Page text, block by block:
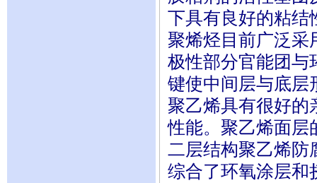
下具有良好的粘结
聚烯烃目前广泛采
极性部分官能团与
键使中间层与底层
聚乙烯具有很好的
性能。聚乙烯面层
二层结构聚乙烯防
综合了环氧涂层和